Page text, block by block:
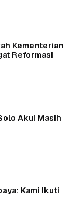
Kementerian
Reformasi
Akui Masih
Kami Ikuti